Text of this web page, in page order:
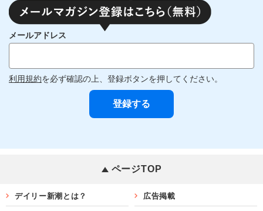
メールアドレス
利用規約を必ず確認の上、登録ボタンを押してください。
ページTOP
デイリー新潮とは？ 広告掲載